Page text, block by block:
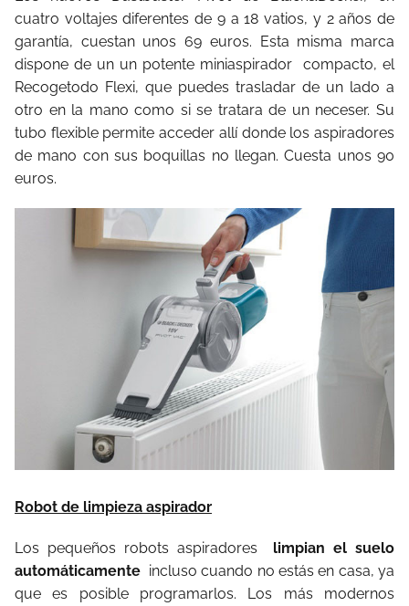
cuatro voltajes diferentes de 9 a 18 vatios, y 2 años de
garantía, cuestan unos 69 euros. Esta misma marca
dispone de un un potente miniaspirador compacto, el
Recogetodo Flexi, que puedes trasladar de un lado a
otro en la mano como si se tratara de un neceser. Su
tubo flexible permite acceder allí donde los aspiradores
de mano con sus boquillas no llegan. Cuesta unos 90
euros.
Robot de limpieza aspirador
Los pequeños robots aspiradores
limpian el suelo
automáticamente incluso cuando no estás en casa, ya
que es posible programarlos. Los más modernos